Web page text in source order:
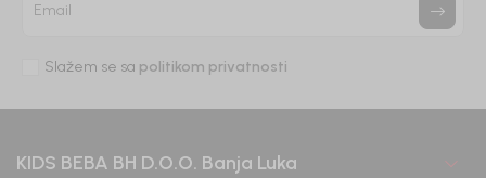
Email
Slažem se sa politikom privatnosti
KIDS BEBA BH D.O.O. Banja Luka